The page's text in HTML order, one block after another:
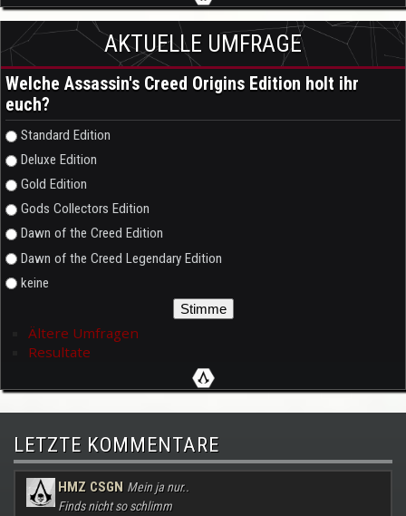
AKTUELLE UMFRAGE
Welche Assassin's Creed Origins Edition holt ihr
euch?
Auswahlmöglichkeiten
Standard Edition
Deluxe Edition
Gold Edition
Gods Collectors Edition
Dawn of the Creed Edition
Dawn of the Creed Legendary Edition
keine
Ältere Umfragen
Resultate
LETZTE KOMMENTARE
HMZ CSGN Mein ja nur..
Finds nicht so schlimm